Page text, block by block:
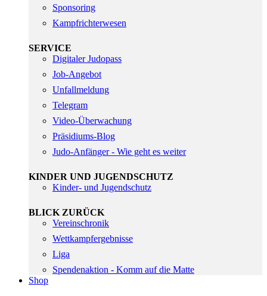
Sponsoring
Kampfrichterwesen
SERVICE
Digitaler Judopass
Job-Angebot
Unfallmeldung
Telegram
Video-Überwachung
Präsidiums-Blog
Judo-Anfänger - Wie geht es weiter
KINDER UND JUGENDSCHUTZ
Kinder- und Jugendschutz
BLICK ZURÜCK
Vereinschronik
Wettkampfergebnisse
Liga
Spendenaktion - Komm auf die Matte
Shop